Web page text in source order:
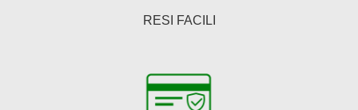
RESI FACILI